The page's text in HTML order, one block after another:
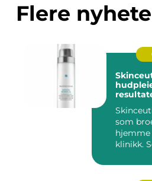
Flere
som
hjemme
klinikk.